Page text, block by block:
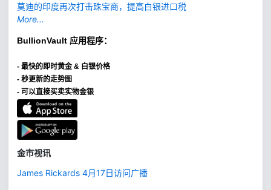
莫迪的印度再次打击珠宝商，提高白银进口税
More...
BullionVault 应用程序：
- 最快的即时黄金 & 白银价格
- 秒更新的走势图
- 可以直接买卖实物金银
金市视讯
James Rickards 4月17日访问广播